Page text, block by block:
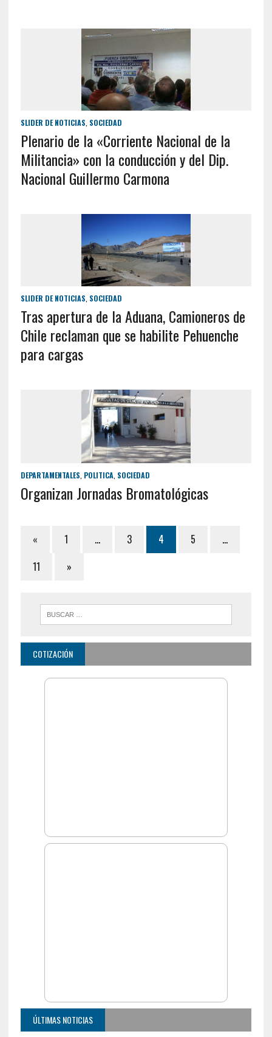
SLIDER DE NOTICIAS SOCIEDAD
Plenario de la «Corriente Nacional de la
Militancia» con la conducción y del Dip.
Nacional Guillermo Carmona
SLIDER DE NOTICIAS SOCIEDAD
Tras apertura de la Aduana, Camioneros de
Chile reclaman que se habilite Pehuenche
para cargas
DEPARTAMENTALES POLITICA SOCIEDAD
Organizan Jornadas Bromatológicas
« 1 … 3 4 5
…
11
»
COTIZACIÓN
ÚLTIMAS NOTICIAS